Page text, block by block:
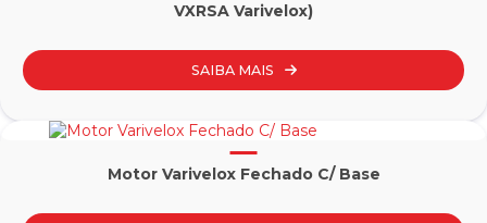
VXRSA Varivelox)
SAIBA MAIS
Motor Varivelox Fechado C/ Base